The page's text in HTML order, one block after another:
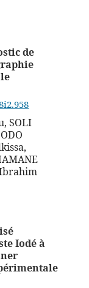
de
SOLI
Iodé à